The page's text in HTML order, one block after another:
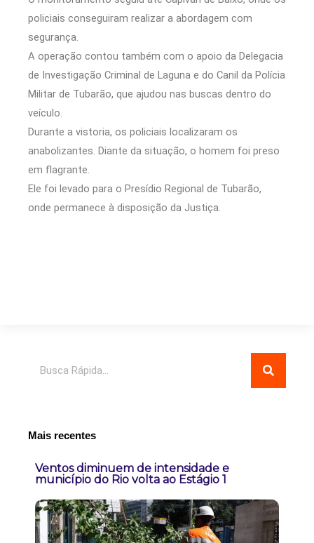
policiais conseguiram realizar a abordagem com
segurança.
A operação contou também com o apoio da Delegacia
de Investigação Criminal de Laguna e do Canil da Polícia
Militar de Tubarão, que ajudou nas buscas dentro do
veículo.
Durante a vistoria, os policiais localizaram os
anabolizantes. Diante da situação, o homem foi preso
em flagrante.
Ele foi levado para o Presídio Regional de Tubarão,
onde permanece à disposição da Justiça.
Mais recentes
Ventos diminuem de intensidade e
município do Rio volta ao Estágio 1